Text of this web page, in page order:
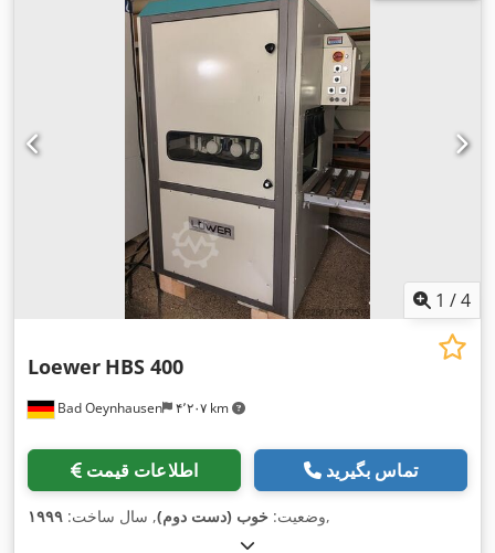
1 /4
Bad Oeynhausen ۴٬۲۰۷ km
Loewer HBS 400
اطلاعات قیمت تماس بگیرید
وضعیت: خوب (دست دوم), سال ساخت: ۱۹۹۹ ,